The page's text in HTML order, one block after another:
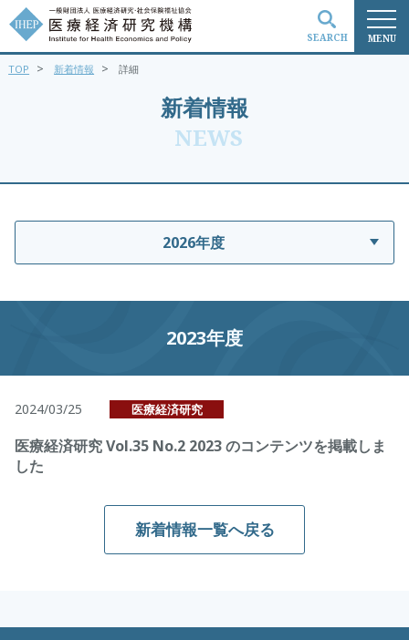
MENU
SEARCH
新着情報
NEWS
TOP > 新着情報 > 詳細
2026年度
2023年度
2024/03/25 医療経済研究
医療経済研究 Vol.35 No.2 2023 のコンテンツを掲載しま
した
新着情報一覧へ戻る